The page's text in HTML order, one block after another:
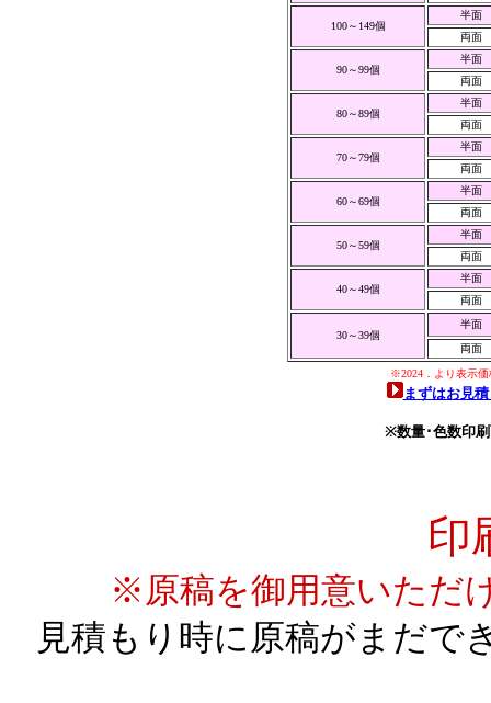
100～149個
半面
両面
90～99個
半面
両面
80～89個
半面
両面
70～79個
半面
両面
60～69個
半面
両面
50～59個
半面
両面
40～49個
半面
両面
30～39個
半面
両面
※2024．より表示
まずはお見
※数量･色数印
印
※原稿を御用意いただ
見積もり時に原稿がまだで